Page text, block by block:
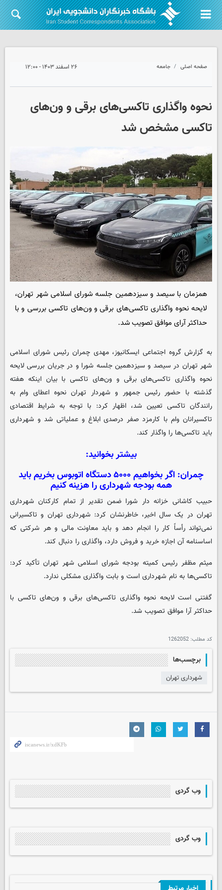
صفحه اصلی جامعه ۲۶ اسفند ۱۴۰۳ - ۱۲:۰۰
نحوه واگذاری تاکسی‌های برقی و ون‌های
تاکسی مشخص شد
همزمان با سیصد و سیزدهمین جلسه شورای اسلامی شهر تهران،
لایحه نحوه واگذاری تاکسی‌های برقی و ون‌های تاکسی بررسی و با
حداکثر آرای موافق تصویب شد.
به گزارش گروه اجتماعی ایسکانیوز، مهدی چمران رئیس شورای اسلامی
شهر تهران در سیصد و سیزدهمین جلسه شورا و در جریان بررسی لایحه
نحوه واگذاری تاکسی‌های برقی و ون‌های تاکسی با بیان اینکه هفته
گذشته با حضور رئیس جمهور و شهردار تهران نحوه اعطای وام به
رانندگان تاکسی تعیین شد، اظهار کرد: با توجه به شرایط اقتصادی
تاکسیرانان وام با کارمزد صفر درصدی ابلاغ و عملیاتی شد و شهرداری
باید تاکسی‌ها را واگذار کند.
بیشتر بخوانید:
چمران: اگر بخواهیم ۵۰۰۰ دستگاه اتوبوس بخریم باید
همه بودجه شهرداری را هزینه کنیم
حبیب کاشانی خزانه دار شورا ضمن تقدیر از تمام کارکنان شهرداری
تهران در یک سال اخیر، خاطرنشان کرد: شهرداری تهران و تاکسیرانی
نمی‌تواند رأساً کار را انجام دهد و باید معاونت مالی و هر شرکتی که
اساسنامه آن اجازه خرید و فروش دارد، واگذاری را دنبال کند.
میثم مظفر رئیس کمیته بودجه شورای اسلامی شهر تهران تأکید کرد:
تاکسی‌ها به نام شهرداری است و بابت واگذاری مشکلی ندارد.
گفتنی است لایحه نحوه واگذاری تاکسی‌های برقی و ون‌های تاکسی با
حداکثر آرا موافق تصویب شد.
کد مطلب: 1262052
برچسب‌ها
شهرداری تهران
وب گردی
وب گردی